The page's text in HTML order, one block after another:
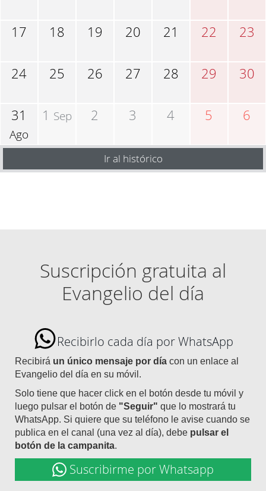
17 18 19 20 21 22 23
24 25 26 27 28 29 30
31
Ago
1 Sep 2 3 4 5 6
Ir al histórico
Suscripción gratuita al
Evangelio del día
Recibirlo cada día por WhatsApp
Recibirá un único mensaje por día con un enlace al
Evangelio del día en su móvil.
Solo tiene que hacer click en el botón desde tu móvil y
luego pulsar el botón de "Seguir" que lo mostrará tu
WhatsApp. Si quiere que su teléfono le avise cuando se
publica en el canal (una vez al día), debe pulsar el
botón de la campanita.
Suscribirme por Whatsapp